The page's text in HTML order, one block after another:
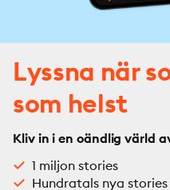
Lyssna när
som helst
Kliv in i en oändlig värld
1 miljon stories
Hundratals nya